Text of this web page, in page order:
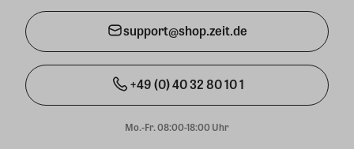
support@shop.zeit.de
+49 (0) 40 32 80 10 1
Mo.-Fr. 08:00-18:00 Uhr